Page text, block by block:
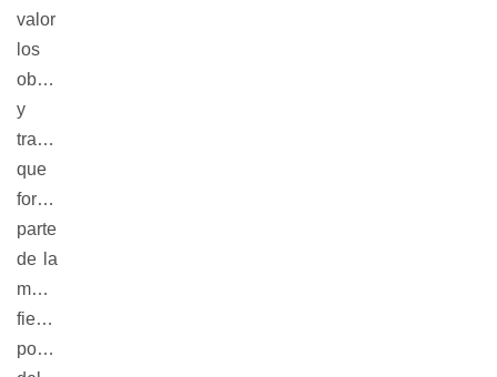
valor
los
objetos
y
tradiciones
que
forman
parte
de la
máxima
fiesta
popular